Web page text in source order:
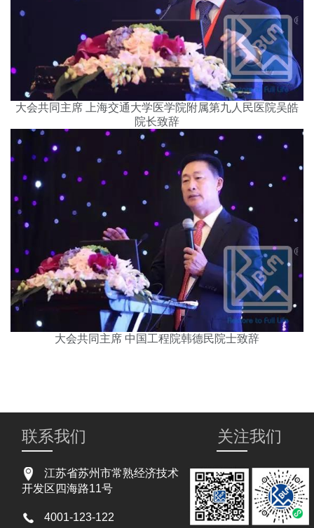
大会共同主席 上海交通大学医学院附属第九人民医院吴皓
院长致辞
大会共同主席 中国工程院韩德民院士致辞
联系我们
江苏省苏州市常熟经济技术
开发区四海路11号
4001-123-122
关注我们